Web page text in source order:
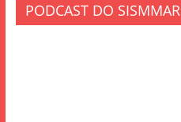
PODCAST DO SISMMAR